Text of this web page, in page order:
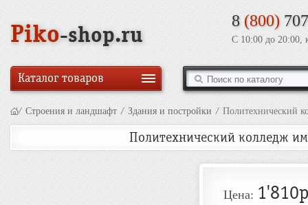
Piko-shop.ru
8 (800)
С 10:00 до 20:00,
Каталог товаров
/ Строения и ландшафт / Здания и постройки / Политехнический
Политехнический колледж
Цена: